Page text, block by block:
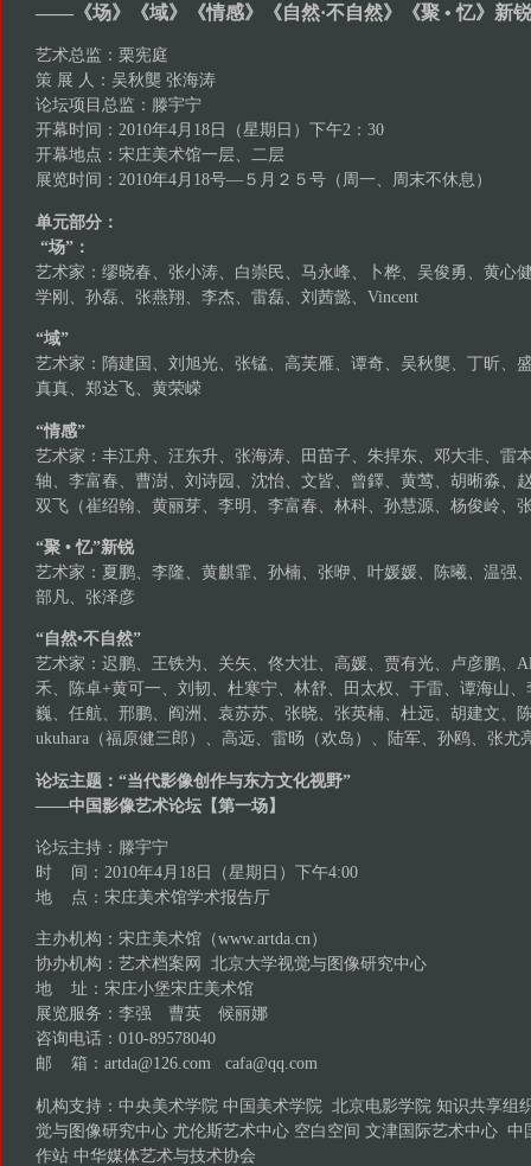
——《场》《域》《情感》《自然·不自然》《聚 • 忆》新锐
艺术总监：栗宪庭
策 展 人：吴秋龑 张海涛
论坛项目总监：滕宇宁
开幕时间：2010年4月18日（星期日）下午2：30
开幕地点：宋庄美术馆一层、二层
展览时间：2010年4月18号—５月２５号（周一、周末不休息）
单元部分：
“场”：
艺术家：缪晓春、张小涛、白崇民、马永峰、卜桦、吴俊勇、黄心
学刚、孙磊、张燕翔、李杰、雷磊、刘茜懿、Vincent
“域”
艺术家：隋建国、刘旭光、张锰、高芙雁、谭奇、吴秋龑、丁昕、
真真、郑达飞、黄荣嵘
“情感”
艺术家：丰江舟、汪东升、张海涛、田苗子、朱捍东、邓大非、雷
轴、李富春、曹澍、刘诗园、沈怡、文皆、曾鐸、黄莺、胡晰淼、
双飞（崔绍翰、黄丽芽、李明、李富春、林科、孙慧源、杨俊岭、
“聚 • 忆”新锐
艺术家：夏鹏、李隆、黄麒霏、孙楠、张咿、叶媛媛、陈曦、温强
部凡、张泽彦
“自然•不自然”
艺术家：迟鹏、王铁为、关矢、佟大壮、高媛、贾有光、卢彦鹏、
禾、陈卓+黄可一、刘韧、杜寒宁、林舒、田太权、于雷、谭海山
巍、任航、邢鹏、阎洲、袁苏苏、张晓、张英楠、杜远、胡建文、
ukuhara（福原健三郎）、高远、雷旸（欢岛）、陆军、孙鸥、张尤
论坛主题：“当代影像创作与东方文化视野”
——中国影像艺术论坛【第一场】
论坛主持：滕宇宁
时 间：2010年4月18日（星期日）下午4:00
地 点：宋庄美术馆学术报告厅
主办机构：宋庄美术馆（www.artda.cn）
协办机构：艺术档案网 北京大学视觉与图像研究中心
地 址：宋庄小堡宋庄美术馆
展览服务：李强 曹英 候丽娜
咨询电话：010-89578040
邮 箱： artda@126.com cafa@qq.com
机构支持：中央美术学院 中国美术学院 北京电影学院 知识共享组
觉与图像研究中心 尤伦斯艺术中心 空白空间 文津国际艺术中心
作站 中华媒体艺术与技术协会